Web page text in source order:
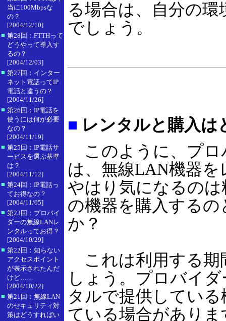
当に100Mbpsな
の？
[2004/12/10]
■ 第28回：FTTHって
どうやって導入す
るの？
[2004/12/03]
■ 第27回：インター
ネット電話ってIP
電話と違うの？
[2004/11/26]
■ 第26回：IP電話を
使うには何が必要
なの？
[2004/11/19]
■ 第25回：IP電話サ
ービスを選ぶ基準
は？
[2004/11/12]
■ 第24回：IP電話っ
てお得なの？
[2004/11/05]
■ 第23回：プロバイ
ダーの無線LANレ
ンタルってお得？
[2004/10/29]
■ 第22回：知らない
アクセスポイント
が表示されたんだ
けど……
[2004/10/22]
■ 第21回：無線LAN
のセキュリティ対
策はどうすればい
る場合は、自分の
でしょう。
■ レンタルと購入は
このように、プロ
は、無線LAN機器
やはり気になるの
の機器を購入する
か？
これは利用する期
しょう。プロバイ
タルで提供してい
ている場合があり